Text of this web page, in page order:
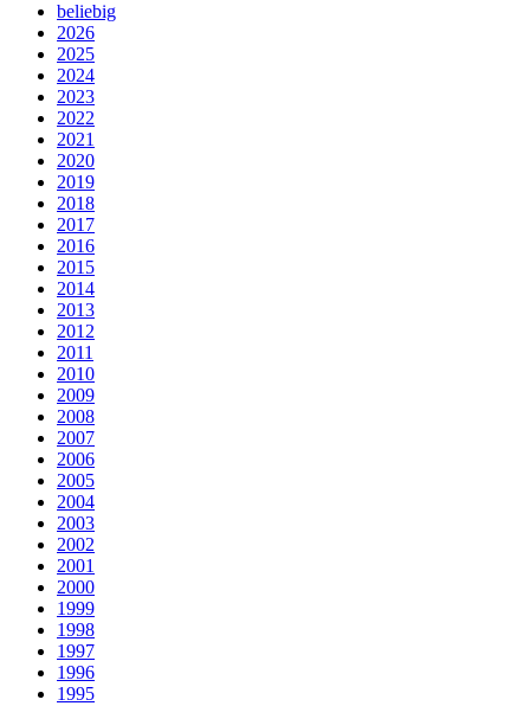
beliebig
2026
2025
2024
2023
2022
2021
2020
2019
2018
2017
2016
2015
2014
2013
2012
2011
2010
2009
2008
2007
2006
2005
2004
2003
2002
2001
2000
1999
1998
1997
1996
1995